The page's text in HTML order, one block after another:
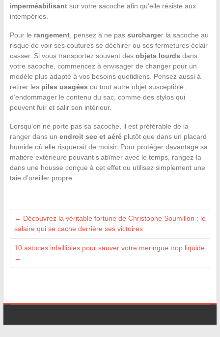
imperméabilisantsur votre sacoche afin qu’elle résiste aux
intempéries.
Pour le rangement, pensez à ne pas surcharger la sacoche au
risque de voir ses coutures se déchirer ou ses fermetures éclair
casser. Si vous transportez souvent des objets lourds dans
votre sacoche, commencez à envisager de changer pour un
modèle plus adapté à vos besoins quotidiens. Pensez aussi à
retirer les piles usagées ou tout autre objet susceptible
d’endommager le contenu du sac, comme des stylos qui
peuvent fuir et salir son intérieur.
Lorsqu’on ne porte pas sa sacoche, il est préférable de la
ranger dans un endroit sec et aéréplutôt que dans un placard
humide où elle risquerait de moisir. Pour protéger davantage sa
matière extérieure pouvant s’abîmer avec le temps, rangez-la
dans une housse conçue à cet effet ou utilisez simplement une
taie d’oreiller propre.
← Découvrez la véritable fortune de Christophe Soumillon : le
salaire qui se cache derrière ses victoires
10 astuces infaillibles pour sauver votre meringue trop liquide
→